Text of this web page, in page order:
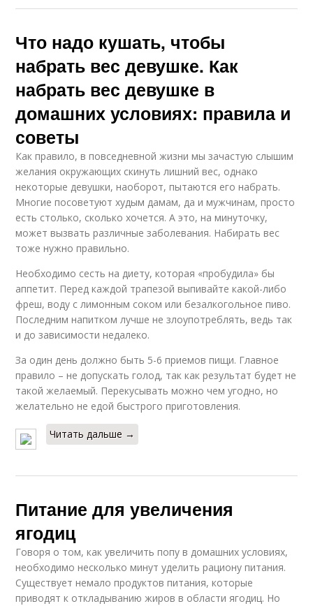
Что надо кушать, чтобы
набрать вес девушке. Как
набрать вес девушке в
домашних условиях: правила и
советы
Как правило, в повседневной жизни мы зачастую слышим
желания окружающих скинуть лишний вес, однако
некоторые девушки, наоборот, пытаются его набрать.
Многие посоветуют худым дамам, да и мужчинам, просто
есть столько, сколько хочется. А это, на минуточку,
может вызвать различные заболевания. Набирать вес
тоже нужно правильно.
Необходимо сесть на диету, которая «пробудила» бы
аппетит. Перед каждой трапезой выпивайте какой-либо
фреш, воду с лимонным соком или безалкогольное пиво.
Последним напитком лучше не злоупотреблять, ведь так
и до зависимости недалеко.
За один день должно быть 5-6 приемов пищи. Главное
правило – не допускать голод, так как результат будет не
такой желаемый. Перекусывать можно чем угодно, но
желательно не едой быстрого приготовления.
Читать дальше →
Питание для увеличения
ягодиц
Говоря о том, как увеличить попу в домашних условиях,
необходимо несколько минут уделить рациону питания.
Существует немало продуктов питания, которые
приводят к откладыванию жиров в области ягодиц. Но